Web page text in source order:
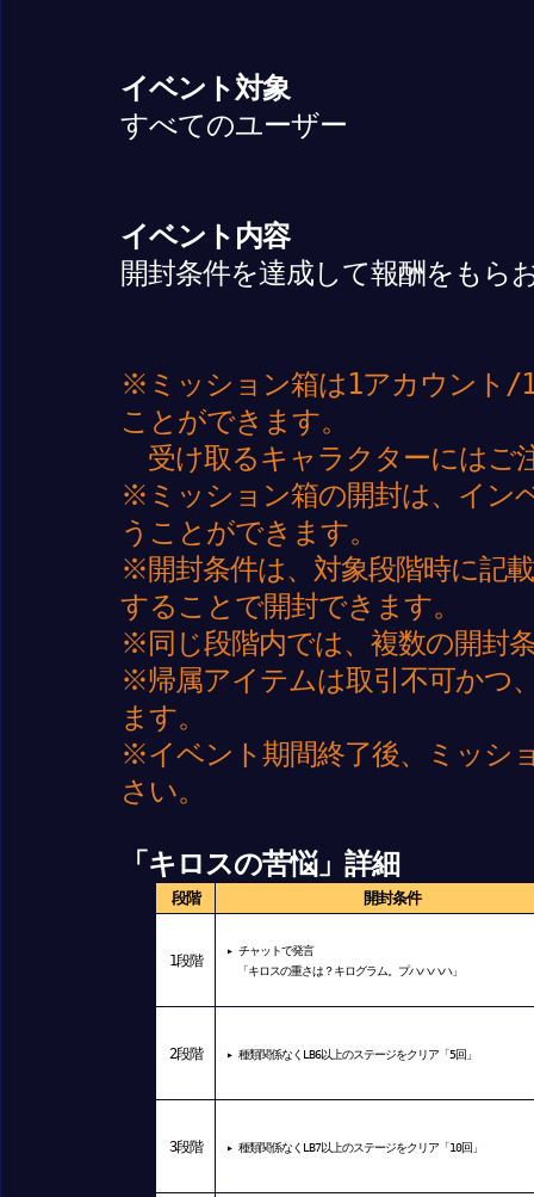
イベント対象
すべてのユーザー
イベント内容
開封条件を達成して報酬をもら
※ミッション箱は1アカウント/
ことができます。
受け取るキャラクターにはご
※ミッション箱の開封は、イン
うことができます。
※開封条件は、対象段階時に記
することで開封できます。
※同じ段階内では、複数の開封
※帰属アイテムは取引不可かつ
ます。
※イベント期間終了後、ミッシ
さい。
「キロスの苦悩」詳細
段階 開封条件
1段階
▸ チャットで発言
「キロスの重さは？キログラム。プハハハハ」
2段階 ▸ 種類関係なくLB6以上のステージをクリア「5回」
3段階 ▸ 種類関係なくLB7以上のステージをクリア「10回」